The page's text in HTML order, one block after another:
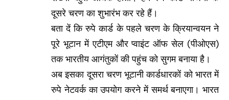
दूसरे चरण का शुभारंभ कर रहे हैं।
बता दें कि रुपे कार्ड के पहले चरण के क्रियान्वयन ने
पूरे भूटान में एटीएम और प्वाइंट ऑफ सेल (पीओएस)
तक भारतीय आगंतुकों की पहुंच को सुगम बनाया है।
अब इसका दूसरा चरण भूटानी कार्डधारकों को भारत में
रुपे नेटवर्क का उपयोग करने में समर्थ बनाएगा। भारत